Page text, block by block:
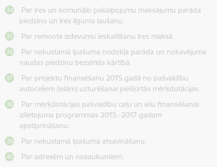
Par īres un komunālo pakalpojumu maksājumu parāda
piedziņu un īres līguma laušanu.
Par remonta izdevumu ieskaitīšanu īres maksā.
Par nekustamā īpašuma nodokļa parāda un nokavējuma
naudas piedziņu bezstrīda kārtībā.
Par projektu finansēšanu 2015.gadā no pašvaldību
autoceļiem (ielām) uzturēšanai piešķirtās mērķdotācijas.
Par mērķdotācijas pašvaldību ceļu un ielu finansēšanai
izlietojuma programmas 2015.-2017.gadam
apstiprināšanu.
Par nekustamā īpašuma atsavināšanu.
Par adresēm un nosaukumiem.